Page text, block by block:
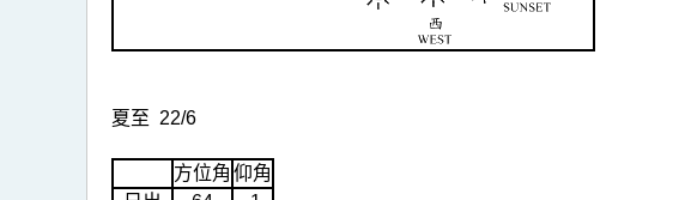
夏至 22/6
方位角 仰角